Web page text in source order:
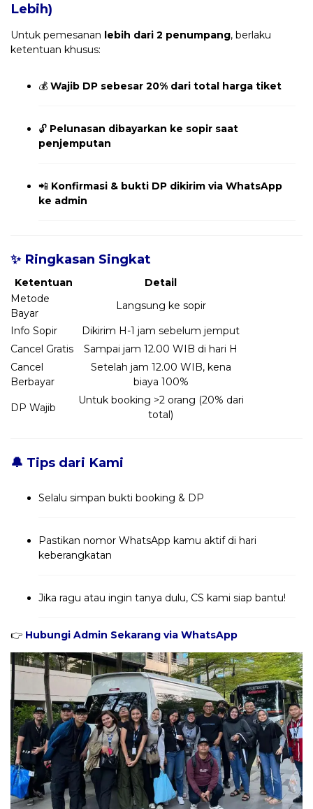
Lebih)
Untuk pemesanan lebih dari 2 penumpang, berlaku
ketentuan khusus:
💰 Wajib DP sebesar 20% dari total harga tiket
🔓 Pelunasan dibayarkan ke sopir saat
penjemputan
📲 Konfirmasi & bukti DP dikirim via WhatsApp
ke admin
✨ Ringkasan Singkat
Ketentuan
Detail
Metode
Bayar
Langsung ke sopir
Info Sopir
Dikirim H-1 jam sebelum jemput
Cancel Gratis
Sampai jam 12.00 WIB di hari H
Cancel
Berbayar
Setelah jam 12.00 WIB, kena
biaya 100%
DP Wajib
Untuk booking >2 orang (20% dari
total)
🔔 Tips dari Kami
Selalu simpan bukti booking & DP
Pastikan nomor WhatsApp kamu aktif di hari
keberangkatan
Jika ragu atau ingin tanya dulu, CS kami siap bantu!
👉 Hubungi Admin Sekarang via WhatsApp